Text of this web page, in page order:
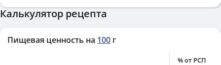
Калькулятор рецепта
Пищевая ценность на 100 г
% от РСП